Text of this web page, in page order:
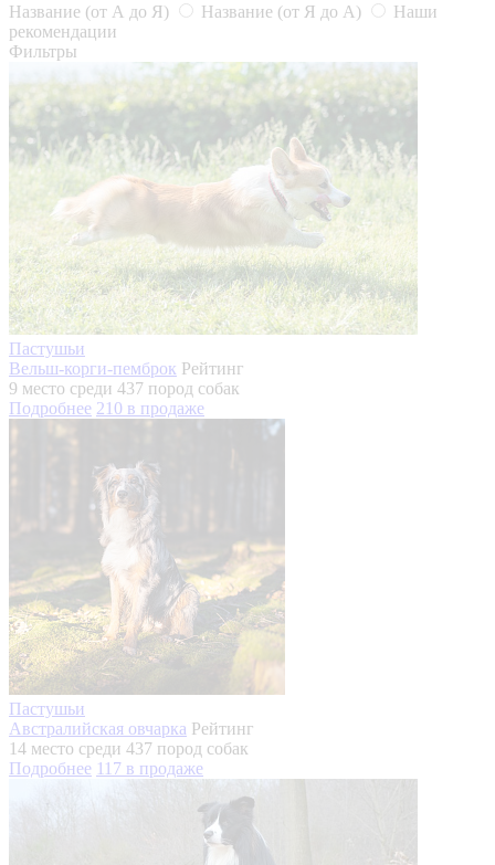
Название (от А до Я) Название (от Я до А)
Наши
рекомендации
Фильтры
Пастушьи
Вельш-корги-пемброк Рейтинг
9 место среди 437 пород собак
Подробнее 210 в продаже
Пастушьи
Австралийская овчарка Рейтинг
14 место среди 437 пород собак
Подробнее 117 в продаже